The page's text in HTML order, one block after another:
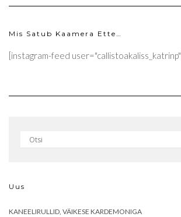
Mis Satub Kaamera Ette…
[instagram-feed user="callistoakaliss_katrinp"]
Uus
KANEELIRULLID, VÄIKESE KARDEMONIGA